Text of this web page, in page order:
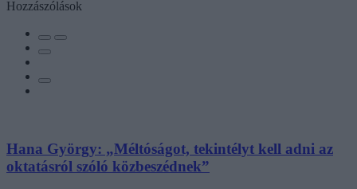
Hozzászólások
Hana György: „Méltóságot, tekintélyt kell adni az
oktatásról szóló közbeszédnek”